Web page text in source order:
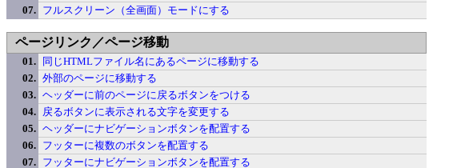
フルスクリーン（全画面）モードにする
ページリンク／ページ移動
同じHTMLファイル名にあるページに移動する
外部のページに移動する
ヘッダーに前のページに戻るボタンをつける
戻るボタンに表示される文字を変更する
ヘッダーにナビゲーションボタンを配置する
フッターに複数のボタンを配置する
フッターにナビゲーションボタンを配置する